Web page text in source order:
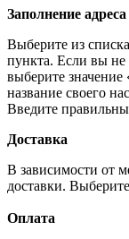
Заполнение адреса
Выберите из
пункта. Если вы
выберите
название своего
Введите
Доставка
В зависимости от
доставки.
Оплата